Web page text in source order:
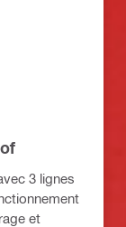
3 lignes
et